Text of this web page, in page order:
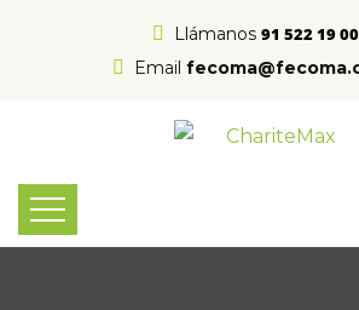
Llámanos 91 522 19 00
Email